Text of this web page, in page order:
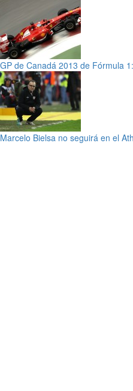
GP de Canadá 2013 de Fórmula
Marcelo Bielsa no seguirá en el